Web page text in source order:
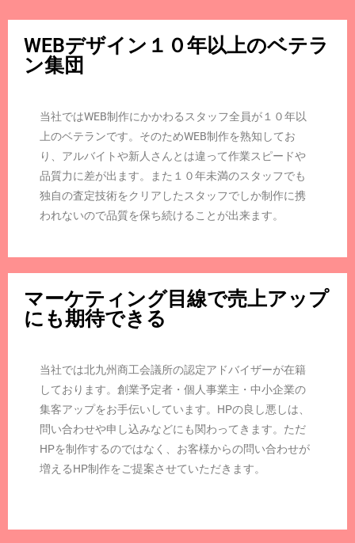
WEBデザイン１０年以上のベテラ
ン集団
当社ではWEB制作にかかわるスタッフ全員が１０年以
上のベテランです。そのためWEB制作を熟知してお
り、アルバイトや新人さんとは違って作業スピードや
品質力に差が出ます。また１０年未満のスタッフでも
独自の査定技術をクリアしたスタッフでしか制作に携
われないので品質を保ち続けることが出来ます。
マーケティング目線で売上アップ
にも期待できる
当社では北九州商工会議所の認定アドバイザーが在籍
しております。創業予定者・個人事業主・中小企業の
集客アップをお手伝いしています。HPの良し悪しは、
問い合わせや申し込みなどにも関わってきます。ただ
HPを制作するのではなく、お客様からの問い合わせが
増えるHP制作をご提案させていただきます。